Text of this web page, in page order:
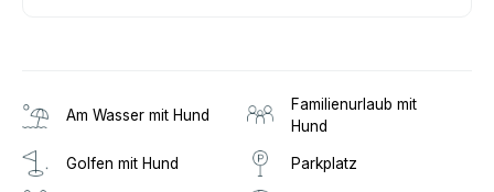
Am Wasser mit Hund
Familienurlaub mit
Hund
Golfen mit Hund Parkplatz